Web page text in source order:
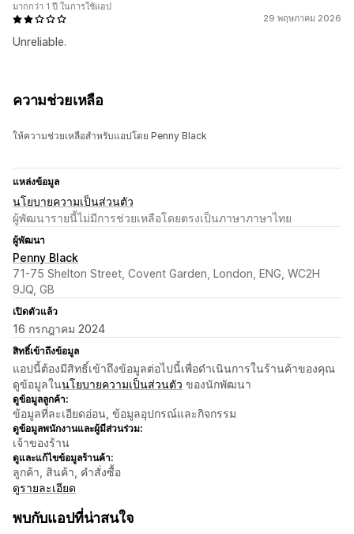
29 พฤษภาคม 2026
Unreliable.
มากกว่า 1 ปี ในการใช้แอป
ความช่วยเหลือ
ให้ความช่วยเหลือสำหรับแอปโดย Penny Black
แหล่งข้อมูล
นโยบายความเป็นส่วนตัว
ผู้พัฒนารายนี้ไม่มีการช่วยเหลือโดยตรงเป็นภาษาภาษาไทย
ผู้พัฒนา
Penny Black
71-75 Shelton Street, Covent Garden, London, ENG, WC2H
9JQ, GB
เปิดตัวแล้ว
16 กรกฎาคม 2024
สิทธิ์เข้าถึงข้อมูล
แอปนี้ต้องมีสิทธิ์เข้าถึงข้อมูลต่อไปนี้เพื่อดำเนินการในร้านค้าของคุณ
ดูข้อมูลในนโยบายความเป็นส่วนตัว ของนักพัฒนา
ดูข้อมูลลูกค้า:
ข้อมูลที่ละเอียดอ่อน, ข้อมูลอุปกรณ์และกิจกรรม
ดูข้อมูลพนักงานและผู้มีส่วนร่วม:
เจ้าของร้าน
ดูและแก้ไขข้อมูลร้านค้า:
ลูกค้า, สินค้า, คำสั่งซื้อ
ดูรายละเอียด
พบกับแอปที่น่าสนใจ